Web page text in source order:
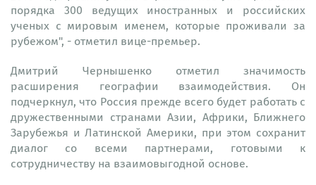
порядка 300 ведущих иностранных и российских
ученых с мировым именем, которые проживали за
рубежом", - отметил вице-премьер.
Дмитрий Чернышенко отметил значимость
расширения географии взаимодействия. Он
подчеркнул, что Россия прежде всего будет работать с
дружественными странами Азии, Африки, Ближнего
Зарубежья и Латинской Америки, при этом сохранит
диалог со всеми партнерами, готовыми к
сотрудничеству на взаимовыгодной основе.